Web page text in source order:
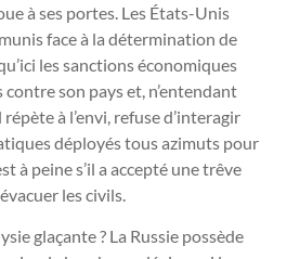
à ses portes. Les États-Unis
face à la détermination de
les sanctions économiques
son pays et, n’entendant
à l’envi, refuse d’interagir
déployés tous azimuts pour
à peine s’il a accepté une trêve
les civils.
glaçante ? La Russie possède